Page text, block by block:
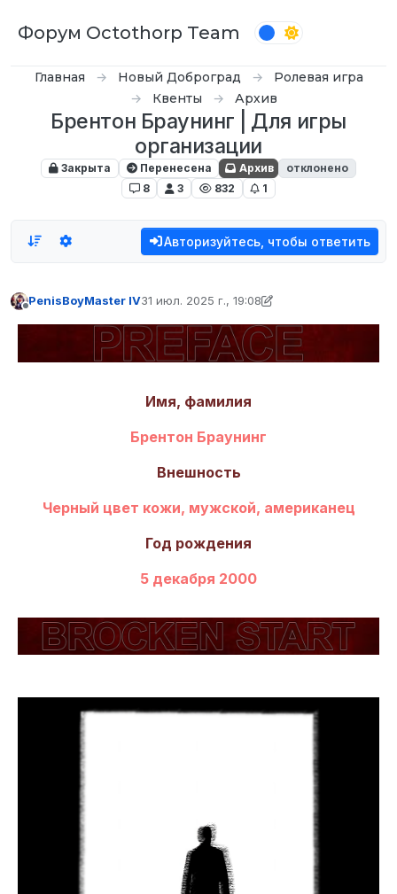
Форум Octothorp Team
Главная Новый Доброград
Ролевая игра
Квенты
Архив
Брентон Браунинг | Для игры
организации
Закрыта Перенесена Архив
отклонено
8
3 832 1
Авторизуйтесь, чтобы ответить
PenisBoyMaster IV31 июл. 2025 г., 19:08
отредактировано PenisBoyMaster IV
Имя, фамилия
Брентон Браунинг
Внешность
Черный цвет кожи, мужской, американец
Год рождения
5 декабря 2000